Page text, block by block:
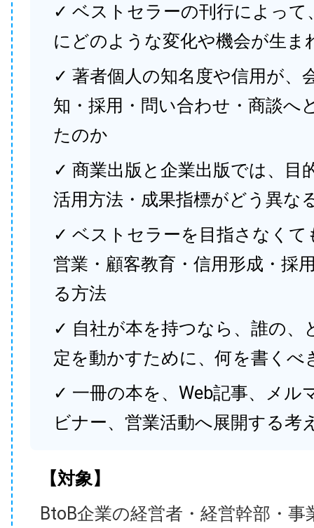
✓ ベストセラーの刊行によって
にどのような変化や機会が生ま
✓ 著者個人の知名度や信用が、
知・採用・問い合わせ・商談へ
たのか
✓ 商業出版と企業出版では、目
活用方法・成果指標がどう異な
✓ ベストセラーを目指さなくて
営業・顧客教育・信用形成・採
る方法
✓ 自社が本を持つなら、誰の、
定を動かすために、何を書くべ
✓ 一冊の本を、Web記事、メル
ビナー、営業活動へ展開する考
【対象】
BtoB企業の経営者・経営幹部・事